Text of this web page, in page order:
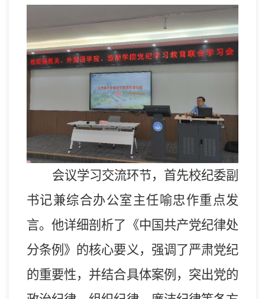
会议学习交流环节，首先校纪委副
书记兼综合办公室主任喻忠作重点发
言。他详细剖析了《中国共产党纪律处
分条例》的核心要义，强调了严肃党纪
的重要性，并结合具体案例，突出党的